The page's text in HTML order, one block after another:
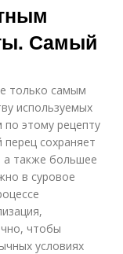
Самый
только самым
используемых
по этому рецепту
сохраняет
а также большее
в суровое
чтобы
условиях